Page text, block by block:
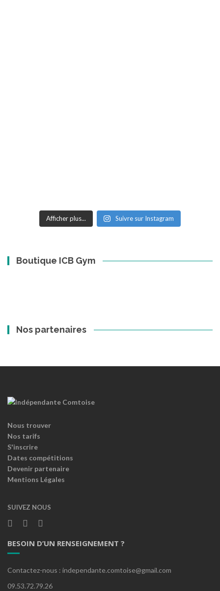
Afficher plus... Suivre sur Instagram
Boutique ICB Gym
Nos partenaires
Nous trouver
Nos tarifs
S'inscrire
Dates compétitions
Devenir partenaire
Mentions Légales
SUIVEZ NOUS
BESOIN D’UN RENSEIGNEMENT ?
Contactez-nous : independante.comtoise@gmail.com
09.53.72.79.26